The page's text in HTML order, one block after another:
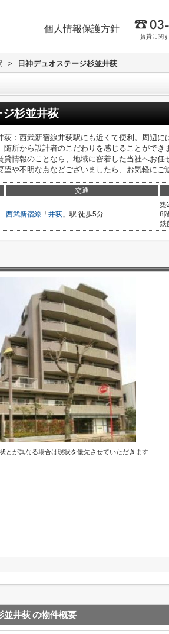
個人情報保護方針
賃貸に関
> 日神デュオステージ杉並井荻
ジ杉並井荻
荻：西武新宿線井荻駅にも近くて便利。周辺
随所から設計者のこだわりを感じることがで
貸情報のことなら、地域に密着した当社へお
望や不明な点などございましたら、お気軽にご
交通
西武新宿線 「 井荻 」駅 徒歩5分
築
8
鉄
とが異なる場合は現状を優先させていただきます
並井荻の物件概要